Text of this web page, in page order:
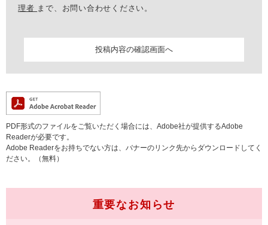
理者 まで、お問い合わせください。
PDF形式のファイルをご覧いただく場合には、Adobe社が提供するAdobe
Readerが必要です。
Adobe Readerをお持ちでない方は、バナーのリンク先からダウンロードしてく
ださい。（無料）
重要なお知らせ